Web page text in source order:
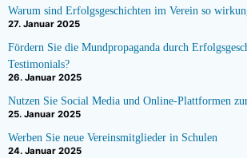
Warum sind Erfolgsgeschichten im Verein so
27. Januar 2025
Fördern Sie die Mundpropaganda durch
Testimonials?
26. Januar 2025
Nutzen Sie Social Media und Online-Plattformen
25. Januar 2025
Werben Sie neue Vereinsmitglieder in Schulen
24. Januar 2025